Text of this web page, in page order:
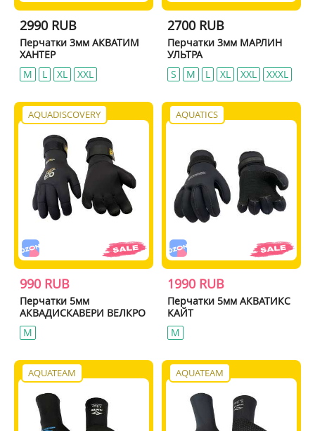
2990 RUB
Перчатки 3мм АКВАТИМ
ХАНТЕР
M
L XL XXL
2700 RUB
Перчатки 3мм МАРЛИН
УЛЬТРА
S
M L XL XXL XXXL
AQUADISCOVERY
990 RUB
Перчатки 5мм
АКВАДИСКАВЕРИ ВЕЛКРО
M
AQUATICS
1990 RUB
Перчатки 5мм АКВАТИКС
КАЙТ
M
AQUATEAM AQUATEAM